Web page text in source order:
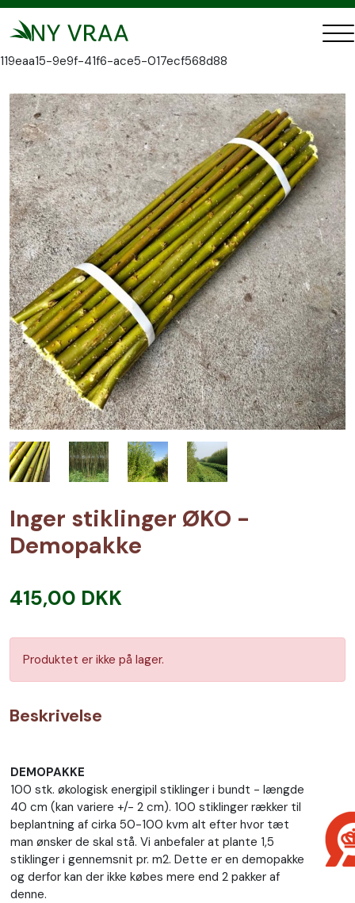
Genveje
Inger stiklinger ØKO - Demopakke
119eaa15-9e9f-41f6-ace5-017ecf568d88
Inger stiklinger ØKO -
Demopakke
415,00 DKK
Produktet er ikke på lager.
Beskrivelse
DEMOPAKKE
100 stk. økologisk energipil stiklinger i bundt - længde
40 cm (kan variere +/- 2 cm). 100 stiklinger rækker til
beplantning af cirka 50-100 kvm alt efter hvor tæt
man ønsker de skal stå. Vi anbefaler at plante 1,5
stiklinger i gennemsnit pr. m2. Dette er en demopakke
og derfor kan der ikke købes mere end 2 pakker af
denne.